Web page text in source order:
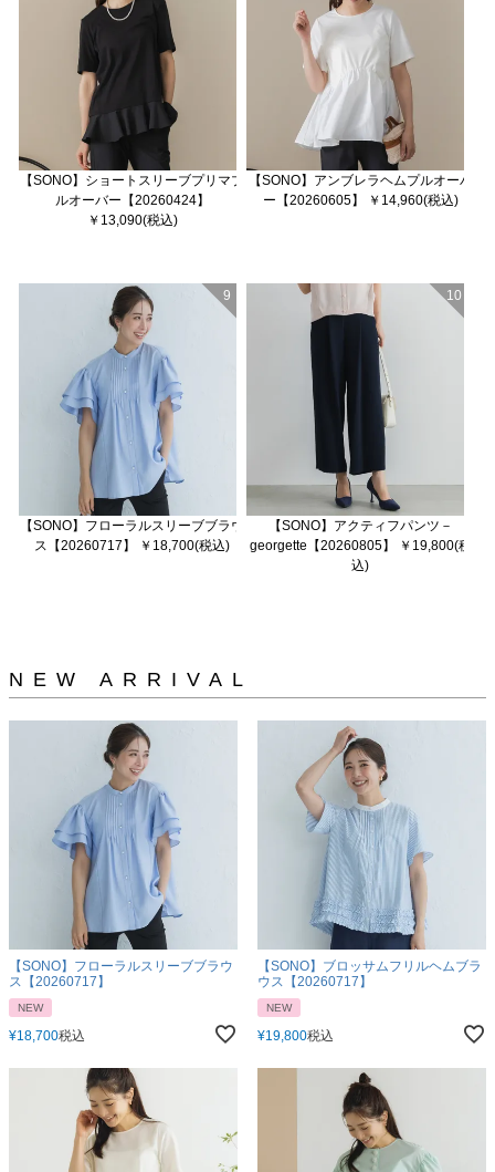
【SONO】ショートスリーブプリマプ
ルオーバー【20260424】
￥13,090(税込)
【SONO】アンブレラヘムプルオーバ
ー【20260605】 ￥14,960(税込)
9
【SONO】フローラルスリーブブラウ
ス【20260717】 ￥18,700(税込)
10
【SONO】アクティフパンツ－
georgette【20260805】 ￥19,800(税
込)
NEW ARRIVAL
【SONO】フローラルスリーブブラウ
ス【20260717】
NEW
¥18,700税込
【SONO】ブロッサムフリルヘムブラ
ウス【20260717】
NEW
¥19,800税込